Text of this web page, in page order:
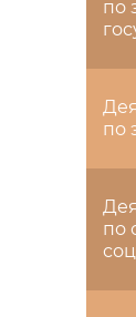
по
по
по